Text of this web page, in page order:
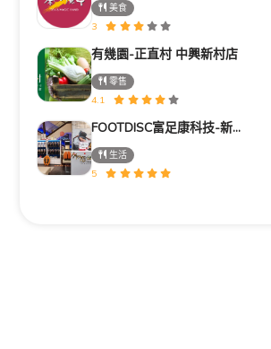
美食
3
有幾園-正直村 中興新村店
零售
4.1
FOOTDISC富足康科技-新光三越-桃園站前店
生活
5